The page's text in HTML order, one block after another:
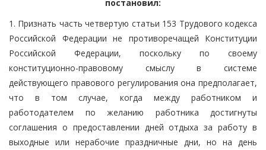
постановил:
1. Признать часть четвертую статьи 153 Трудового кодекса
Российской Федерации не противоречащей Конституции
Российской Федерации, поскольку по своему
конституционно-правовому смыслу в системе
действующего правового регулирования она предполагает,
что в том случае, когда между работником и
работодателем по желанию работника достигнуты
соглашения о предоставлении дней отдыха за работу в
выходные или нерабочие праздничные дни, но на день